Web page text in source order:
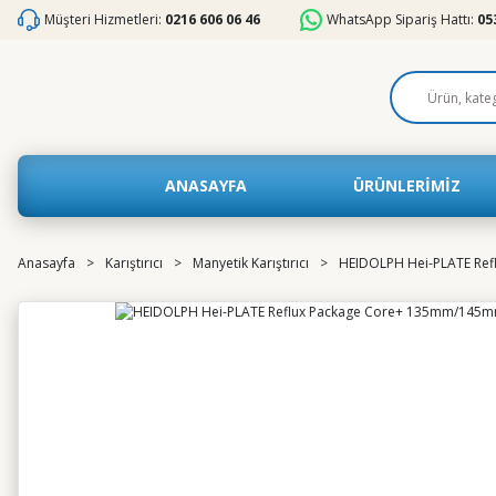
Müşteri Hizmetleri: 0216 606 06 46 WhatsApp Sipariş Hattı:
ANASAYFA ÜRÜNLERİMİZ
Anasayfa Karıştırıcı Manyetik Karıştırıcı HEIDOLPH Hei-PLATE